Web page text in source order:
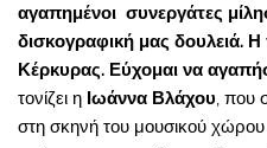
αγαπημένοι συνεργάτες
δισκογραφική μας δουλειά.
Κέρκυρας. Εύχομαι να
τονίζει η Ιωάννα Βλάχου, που
στη σκηνή του μουσικού